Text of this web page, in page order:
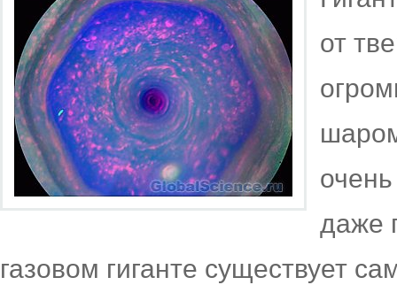
от
даже
газовом гиганте существует